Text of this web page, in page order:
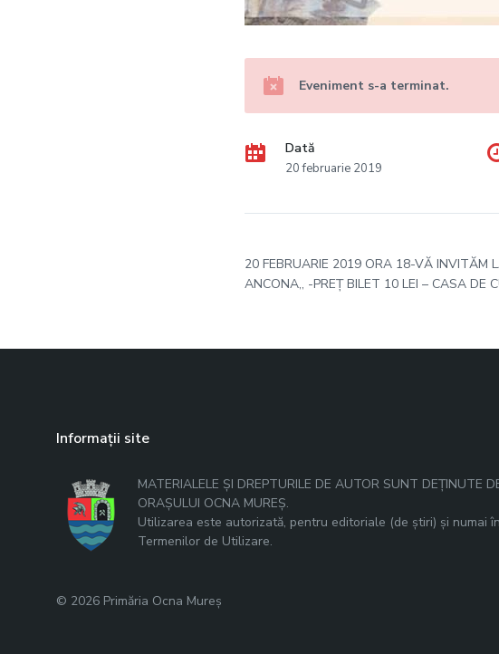
Eveniment s-a terminat.
Dată
20 februarie 2019
20 FEBRUARIE 2019 ORA 18-VĂ INVITĂM
ANCONA,, -PREȚ BILET 10 LEI – CASA DE
Informații site
MATERIALELE ȘI DREPTURILE DE AUTOR SUNT DEȚINUTE
ORAȘULUI OCNA MUREȘ.
Utilizarea este autorizată, pentru editoriale (de știri) și numai
Termenilor de Utilizare.
© 2026 Primăria Ocna Mureș